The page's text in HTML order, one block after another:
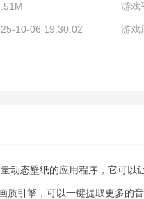
游戏
10-06 19:30:02 游戏
动态壁纸的应用程序，它可以
引擎，可以一键提取更多的音